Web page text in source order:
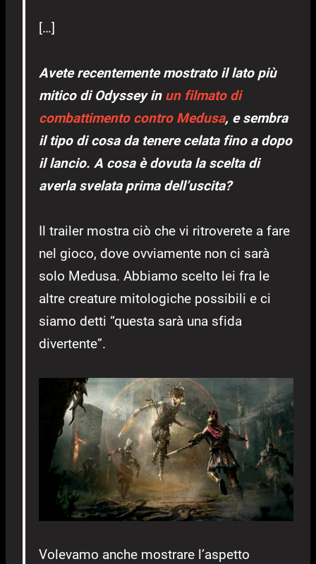
[…]
Avete recentemente mostrato il lato più
mitico di Odyssey in un filmato di
combattimento contro Medusa, e sembra
il tipo di cosa da tenere celata fino a dopo
il lancio. A cosa è dovuta la scelta di
averla svelata prima dell’uscita?
Il trailer mostra ciò che vi ritroverete a fare
nel gioco, dove ovviamente non ci sarà
solo Medusa. Abbiamo scelto lei fra le
altre creature mitologiche possibili e ci
siamo detti “questa sarà una sfida
divertente”.
Volevamo anche mostrare l’aspetto